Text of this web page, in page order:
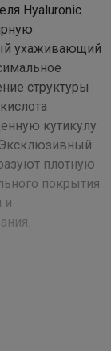
Hyaluronic
ухаживающий
структуры
кутикулу
плотную
покрытия
и